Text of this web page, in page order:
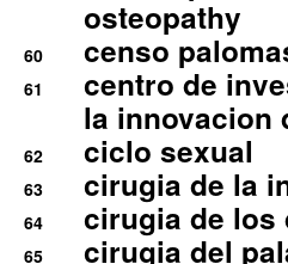
osteopathy
60 censo
61
centro de
la innovacion
62 ciclo sexual
63 cirugia de la
64 cirugia de los
65 cirugia del